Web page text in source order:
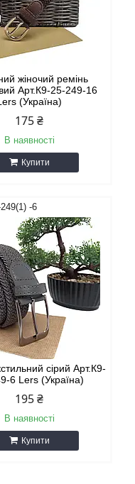
жіночий ремінь
Арт.К9-25-249-16
(Україна)
175 ₴
В наявності
Купити
-6
сірий Арт.К9-
6 Lers (Україна)
195 ₴
В наявності
Купити